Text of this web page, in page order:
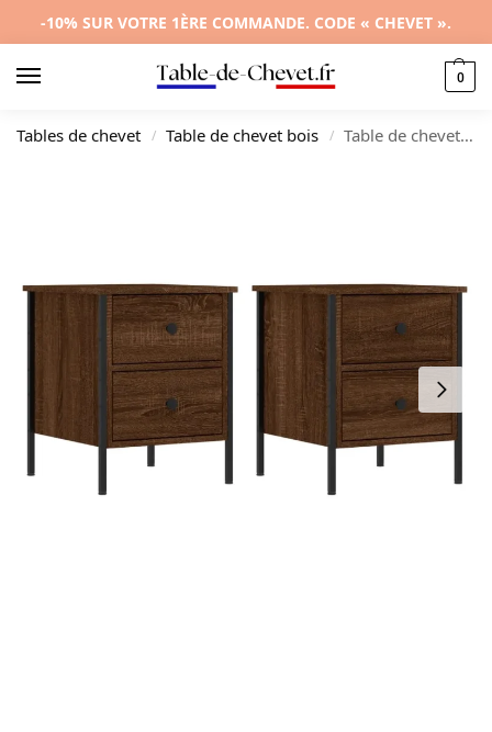
-10% SUR VOTRE 1ÈRE COMMANDE. CODE « CHEVET ».
0
Tables de chevet / Table de chevet bois / Table de chevet chêne marron design LED, 40x42x60cm